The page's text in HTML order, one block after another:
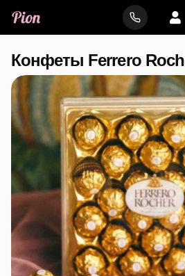
Конфеты Ferrero